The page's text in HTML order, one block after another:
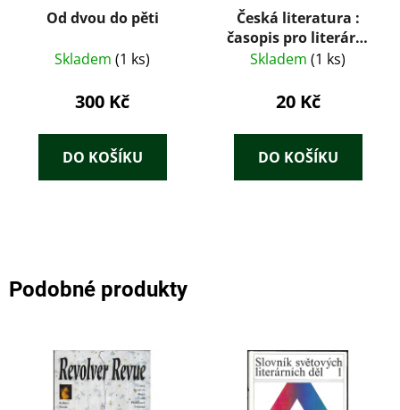
Od dvou do pěti
Skladem (1 ks)
300 Kč
DO KOŠÍKU
Česká literatura :
časopis pro literární
vědu 1 / 90
Skladem (1 ks)
20 Kč
DO KOŠÍKU
Podobné produkty